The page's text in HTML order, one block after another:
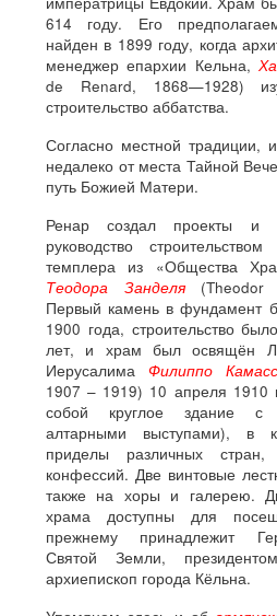
614 году. Его
найден в 1899 году, когда
менеджер епархии Кельна,
de Renard, 1868—1928)
строительство аббатства.
Согласно местной традиции,
недалеко от места Тайной
путь Божией Матери.
Ренар создал проекты и
руководство
темплера из «Общества
Теодора Занделя(Theodor
Первый камень в фундамент
1900 года, строительство
лет, и храм был освящён
Иерусалима Филиппо
1907 – 1919) 10 апреля 1910
собой круглое здание с
алтарными выступами), в
приделы различных
конфессий. Две винтовые
также на хоры и галерею.
храма доступны для
прежнему принадлежит
Святой Земли,
архиепископ города Кёльна.